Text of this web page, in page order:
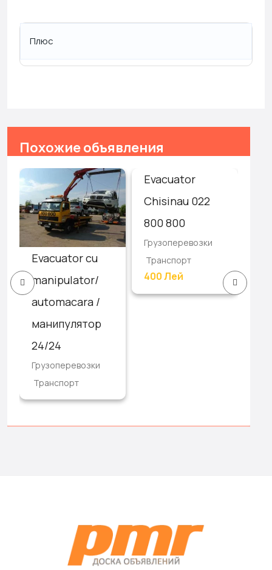
Плюс
Похожие объявления
Evacuator cu
manipulator/
automacara /
манипулятор
24/24
Грузоперевозки
Транспорт
Evacuator
Chisinau 022
800 800
Грузоперевозки
Транспорт
400 Лей